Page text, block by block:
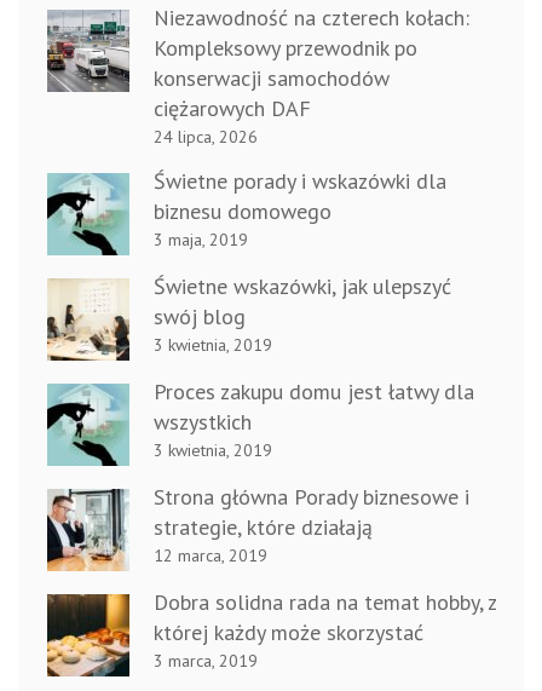
Niezawodność na czterech kołach:
Kompleksowy przewodnik po
konserwacji samochodów
ciężarowych DAF
24 lipca, 2026
Świetne porady i wskazówki dla
biznesu domowego
3 maja, 2019
Świetne wskazówki, jak ulepszyć
swój blog
3 kwietnia, 2019
Proces zakupu domu jest łatwy dla
wszystkich
3 kwietnia, 2019
Strona główna Porady biznesowe i
strategie, które działają
12 marca, 2019
Dobra solidna rada na temat hobby, z
której każdy może skorzystać
3 marca, 2019